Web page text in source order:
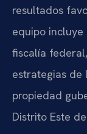
resultados
equipo
fiscalía
estrategias de
propiedad
Distrito Este